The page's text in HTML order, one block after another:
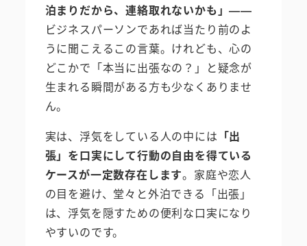
泊まりだから、連絡取れないかも」——
ビジネスパーソンであれば当たり前のよ
うに聞こえるこの言葉。けれども、心の
どこかで「本当に出張なの？」と疑念が
生まれる瞬間がある方も少なくありませ
ん。
実は、浮気をしている人の中には 「出
張」を口実にして行動の自由を得ている
ケースが一定数存在します。家庭や恋人
の目を避け、堂々と外泊できる「出張」
は、浮気を隠すための便利な口実になり
やすいのです。